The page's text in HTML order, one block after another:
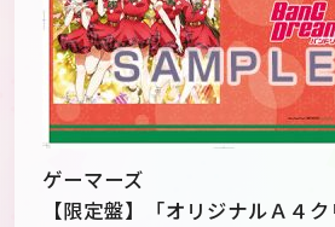
ゲーマーズ
【限定盤】「オリジナルＡ４ク